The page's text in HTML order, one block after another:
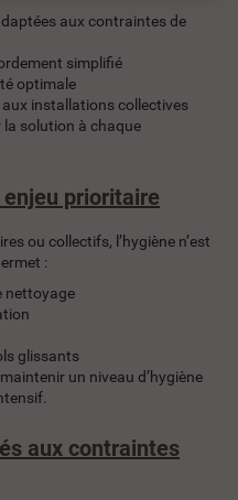
aux contraintes de
simplifié
optimale
installations collectives
la solution à chaque
prioritaire
ou collectifs, l’hygiène n’est
:
nettoyage
glissants
un niveau d’hygiène
aux contraintes